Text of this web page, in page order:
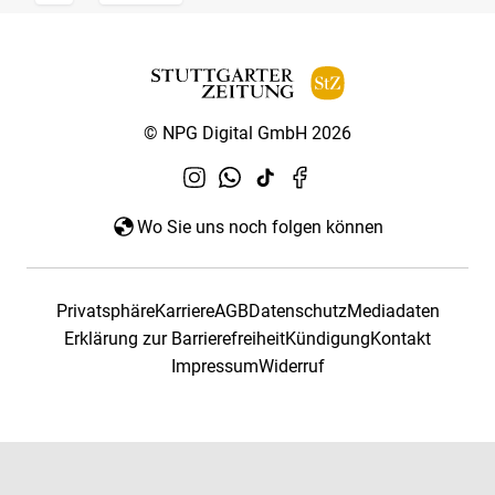
© NPG Digital GmbH 2026
Wo Sie uns noch folgen können
PrivatsphäreKarriereAGBDatenschutzMediadaten
Erklärung zur BarrierefreiheitKündigungKontakt
ImpressumWiderruf